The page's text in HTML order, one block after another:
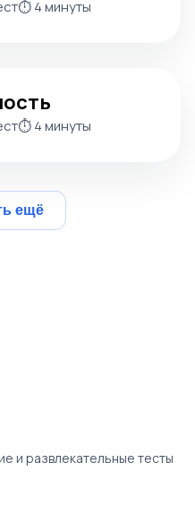
⏱️ 4 минуты
⏱️ 4 минуты
ещё
и развлекательные тесты